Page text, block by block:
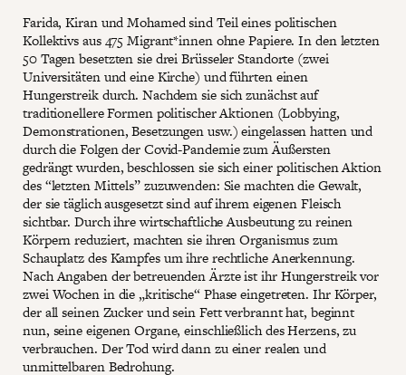
Farida, Kiran und Mohamed sind Teil eines politischen
Kollektivs aus 475 Migrant*innen ohne Papiere. In den letzten
50 Tagen besetzten sie drei Brüsseler Standorte (zwei
Universitäten und eine Kirche) und führten einen
Hungerstreik durch. Nachdem sie sich zunächst auf
traditionellere Formen politischer Aktionen (Lobbying,
Demonstrationen, Besetzungen usw.) eingelassen hatten und
durch die Folgen der Covid-Pandemie zum Äußersten
gedrängt wurden, beschlossen sie sich einer politischen Aktion
des “letzten Mittels” zuzuwenden: Sie machten die Gewalt,
der sie täglich ausgesetzt sind auf ihrem eigenen Fleisch
sichtbar. Durch ihre wirtschaftliche Ausbeutung zu reinen
Körpern reduziert, machten sie ihren Organismus zum
Schauplatz des Kampfes um ihre rechtliche Anerkennung.
Nach Angaben der betreuenden Ärzte ist ihr Hungerstreik vor
zwei Wochen in die „kritische“ Phase eingetreten. Ihr Körper,
der all seinen Zucker und sein Fett verbrannt hat, beginnt
nun, seine eigenen Organe, einschließlich des Herzens, zu
verbrauchen. Der Tod wird dann zu einer realen und
unmittelbaren Bedrohung.